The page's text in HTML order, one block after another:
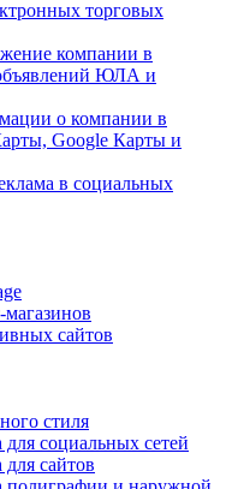
торговых
компании в
ЮЛА и
о компании в
Google Карты и
в социальных
сайтов
стиля
для социальных сетей
для сайтов